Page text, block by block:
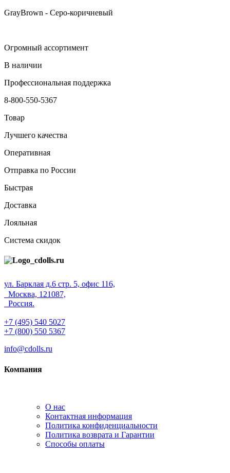
GrayBrown - Серо-коричневый
Огромный ассортимент
В наличии
Профессиональная поддержка
8-800-550-5367
Товар
Лучшего качества
Оперативная
Отправка по России
Быстрая
Доставка
Лояльная
Система скидок
ул. Барклая д.6 стр. 5, офис 116,
Москва, 121087,
Россия.
+7 (495) 540 5027
+7 (800) 550 5367
info@cdolls.ru
Компания
О нас
Контактная информация
Политика конфиденциальности
Политика возврата и Гарантии
Способы оплаты